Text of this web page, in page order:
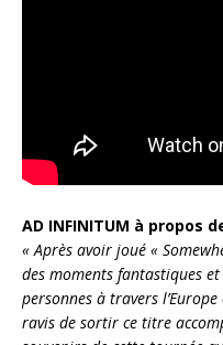
AD INFINITUM à propos
« Après avoir joué «
des moments fantastiques
personnes à travers
ravis de sortir ce titre